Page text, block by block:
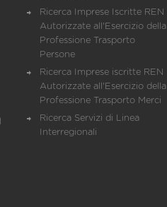
Ricerca Imprese Iscritte REN
Autorizzate all'Esercizio della
Professione Trasporto
Persone
Ricerca Imprese iscritte REN
Autorizzate all'Esercizio della
Professione Trasporto Merci
Ricerca Servizi di Linea
Interregionali